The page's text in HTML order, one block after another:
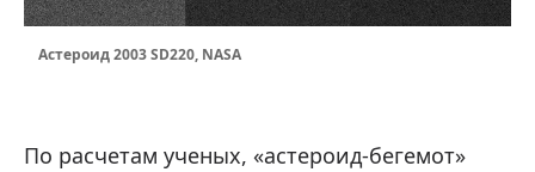
Астероид 2003 SD220, NASA
По расчетам ученых, «астероид-бегемот»